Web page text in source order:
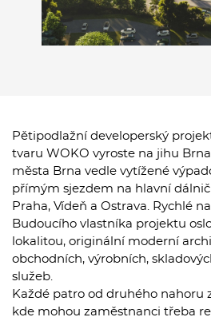
Pětipodlažní developerský
tvaru WOKO vyroste na jihu
města Brna vedle vytížené
přímým sjezdem na hlavní
Praha, Vídeň a Ostrava. Rychlé
Budoucího vlastníka projektu
lokalitou, originální moderní
obchodních, výrobních,
služeb.
Každé patro od druhého nahoru
kde mohou zaměstnanci třeba